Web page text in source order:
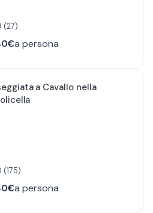
(27)
a persona
a Cavallo nella
(175)
a persona